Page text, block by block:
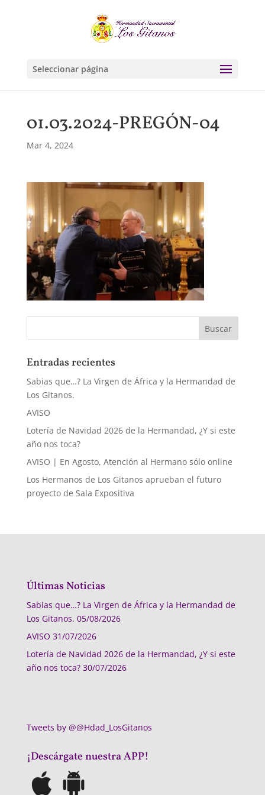
Seleccionar página
01.03.2024-PREGÓN-04
Mar 4, 2024
Entradas recientes
Sabias que…? La Virgen de África y la Hermandad de
Los Gitanos.
AVISO
Lotería de Navidad 2026 de la Hermandad, ¿Y si este
año nos toca?
AVISO | En Agosto, Atención al Hermano sólo online
Los Hermanos de Los Gitanos aprueban el futuro
proyecto de Sala Expositiva
Últimas Noticias
Sabias que…? La Virgen de África y la Hermandad de
Los Gitanos. 05/08/2026
AVISO 31/07/2026
Lotería de Navidad 2026 de la Hermandad, ¿Y si este
año nos toca? 30/07/2026
Tweets by @@Hdad_LosGitanos
¡Descárgate nuestra APP!